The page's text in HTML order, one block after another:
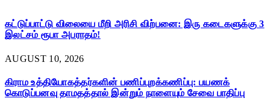
கட்டுப்பாட்டு விலையை மீறி அரிசி விற்பனை: இரு கடைகளுக்கு 3
இலட்சம் ரூபா அபராதம்!
AUGUST 10, 2026
கிராம உத்தியோகத்தர்களின் பணிப்புறக்கணிப்பு: பயணக்
கொடுப்பனவு தாமதத்தால் இன்றும் நாளையும் சேவை பாதிப்பு